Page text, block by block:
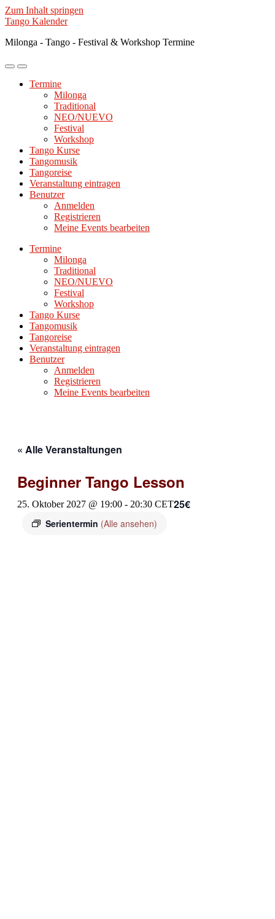
Zum Inhalt springen
Tango Kalender
Milonga - Tango - Festival & Workshop Termine
Mobile-
ein-/ausblenden
Suchfeld
ein-/ausblenden
Termine
Milonga
Traditional
NEO/NUEVO
Festival
Workshop
Tango Kurse
Tangomusik
Tangoreise
Veranstaltung eintragen
Benutzer
Anmelden
Registrieren
Meine Events bearbeiten
Termine
Milonga
Traditional
NEO/NUEVO
Festival
Workshop
Tango Kurse
Tangomusik
Tangoreise
Veranstaltung eintragen
Benutzer
Anmelden
Registrieren
Meine Events bearbeiten
« Alle Veranstaltungen
Beginner Tango Lesson
25. Oktober 2027 @ 19:00 - 20:30 CET
Serientermin (Alle ansehen)
25€